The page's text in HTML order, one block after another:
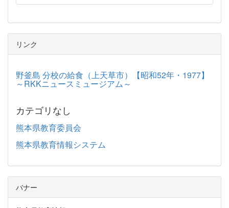
リンク
野釜島 分校の給食（上天草市）【昭和52年・1977】
～RKKニュースミュージアム～
カテゴリなし
熊本県教育委員会
熊本県教育情報システム
バナー